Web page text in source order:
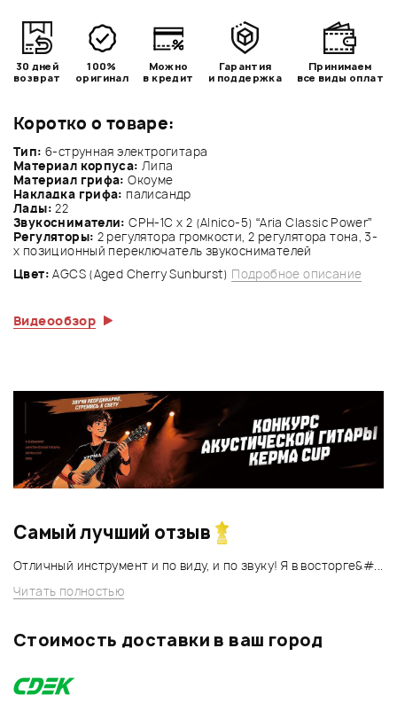
Коротко о товаре:
Тип: 6-струнная электрогитара
Материал корпуса: Липа
Материал грифа:Окоуме
Накладка грифа: палисандр
Лады: 22
Звукосниматели:CPH-1C x 2 (Alnico-5) “Aria Classic Power”
Регуляторы: 2 регулятора громкости, 2 регулятора тона, 3-
х позиционный переключатель звукоснимателей
Цвет:AGCS (Aged Cherry Sunburst) Подробное описание
Видеообзор
30 дней
возврат
100%
оригинал
Можно
в кредит
Гарантия
и поддержка
Принимаем
все виды оплат
Самый лучший отзыв
Отличный инструмент и по виду, и по звуку! Я в восторге&#...
Читать полностью
Стоимость доставки в ваш город